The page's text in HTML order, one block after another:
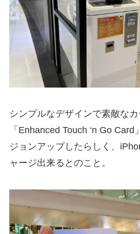
シンプルなデザインで素敵な
「Enhanced Touch ‘n Go
ジョンアップしたらしく、
ャージ出来るとのこと。